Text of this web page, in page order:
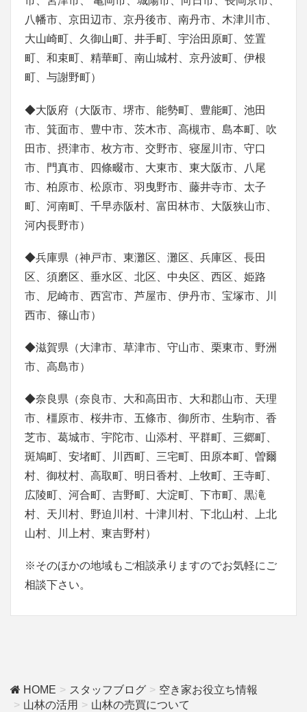
八幡市、京田辺市、京丹後市、南丹市、木津川市、
大山崎町、久御山町、井手町、宇治田原町、笠置
町、和束町、精華町、南山城村、京丹波町、伊根
町、与謝野町）
◆大阪府（大阪市、堺市、能勢町、豊能町、池田
市、箕面市、豊中市、茨木市、高槻市、島本町、吹
田市、摂津市、枚方市、交野市、寝屋川市、守口
市、門真市、四條畷市、大東市、東大阪市、八尾
市、柏原市、松原市、羽曳野市、藤井寺市、太子
町、河南町、千早赤阪村、富田林市、大阪狭山市、
河内長野市）
◆兵庫県（神戸市、東灘区、灘区、兵庫区、長田
区、須磨区、垂水区、北区、中央区、西区、姫路
市、尼崎市、西宮市、芦屋市、伊丹市、宝塚市、川
西市、篠山市）
◆滋賀県（大津市、草津市、守山市、栗東市、野洲
市、高島市）
◆奈良県（奈良市、大和高田市、大和郡山市、天理
市、橿原市、桜井市、五條市、御所市、生駒市、香
芝市、葛城市、宇陀市、山添村、平群町、三郷町、
斑鳩町、安堵町、川西町、三宅町、田原本町、曽爾
村、御杖村、高取町、明日香村、上牧町、王寺町、
広陵町、河合町、吉野町、大淀町、下市町、黒滝
村、天川村、野迫川村、十津川村、下北山村、上北
山村、川上村、東吉野村）
※そのほかの地域もご相談承りますのでお気軽にご
相談下さい。
HOME スタッフブログ
空き家お役立ち情報
山林の活用
山林の売買について